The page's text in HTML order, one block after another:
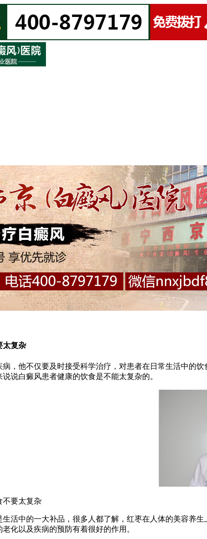
太复杂
他不仅要及时接受科学治疗，对患者在日常生活中的饮
说说白癜风患者健康的饮食是不能太复杂的。
要太复杂
中的一大补品，很多人都了解，红枣在人体的美容养生
化以及疾病的预防有着很好的作用。